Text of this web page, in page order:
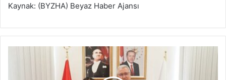
Kaynak: (BYZHA) Beyaz Haber Ajansı